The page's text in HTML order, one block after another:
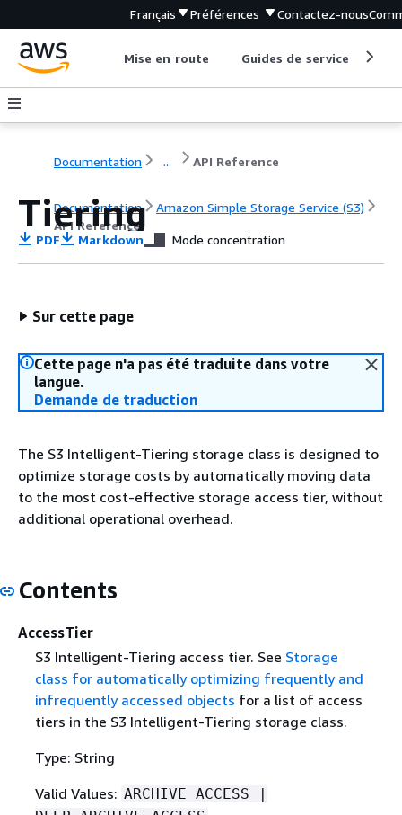
Français Préférences Contactez-nous
Mise en route Guides de service
Documentation ... API Reference
Documentation
Amazon Simple Storage Service (S3)
API Reference
Tiering
PDF Markdown Mode concentration
Sur cette page
Cette page n'a pas été traduite dans votre
langue.
Demande de traduction
The S3 Intelligent-Tiering storage class is designed to
optimize storage costs by automatically moving data
to the most cost-effective storage access tier, without
additional operational overhead.
Contents
AccessTier
S3 Intelligent-Tiering access tier. See Storage
class for automatically optimizing frequently and
infrequently accessed objects for a list of access
tiers in the S3 Intelligent-Tiering storage class.
Type: String
Valid Values: ARCHIVE_ACCESS |